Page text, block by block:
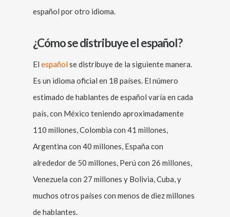
español por otro idioma.
¿Cómo se distribuye el español?
El españolse distribuye de la siguiente manera.
Es un idioma oficial en 18 países. El número
estimado de hablantes de español varía en cada
país, con México teniendo aproximadamente
110 millones, Colombia con 41 millones,
Argentina con 40 millones, España con
alrededor de 50 millones, Perú con 26 millones,
Venezuela con 27 millones y Bolivia, Cuba, y
muchos otros países con menos de diez millones
de hablantes.